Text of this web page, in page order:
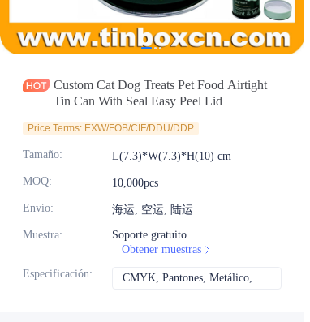
Custom Cat Dog Treats Pet Food Airtight
Tin Can With Seal Easy Peel Lid
Price Terms: EXW/FOB/CIF/DDU/DDP
Tamaño: L(7.3)*W(7.3)*H(10) cm
MOQ: 10,000pcs
Envío: 海运, 空运, 陆运
Muestra:
Soporte gratuito
Obtener muestras
Especificación: CMYK, Pantones, Metálico, Color directo, etc.
Noticias